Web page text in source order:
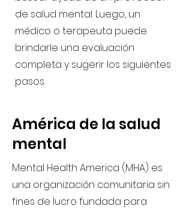
de salud mental. Luego, un
médico o terapeuta puede
brindarle una evaluación
completa y sugerir los siguientes
pasos.
América de la salud
mental
Mental Health America (MHA) es
una organización comunitaria sin
fines de lucro fundada para